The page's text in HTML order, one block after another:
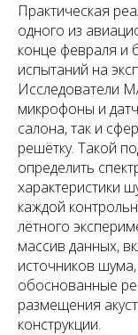
Практическая
одного из
конце февраля и
испытаний на
Исследователи
микрофоны и
салона, так и
решётку. Такой
определить
характеристики
каждой
лётного
массив данных,
источников
обоснованные
размещения
конструкции.